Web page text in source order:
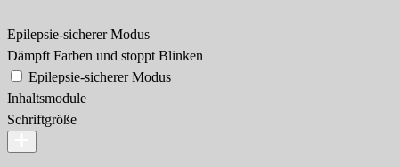
Epilepsie-sicherer Modus
Dämpft Farben und stoppt Blinken
Epilepsie-sicherer Modus
Inhaltsmodule
Schriftgröße